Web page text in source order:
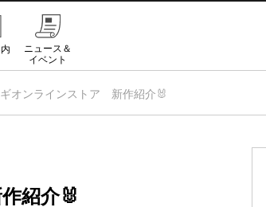
ニュース＆
イベント
オンラインストア 新作紹介🐰
紹介🐰